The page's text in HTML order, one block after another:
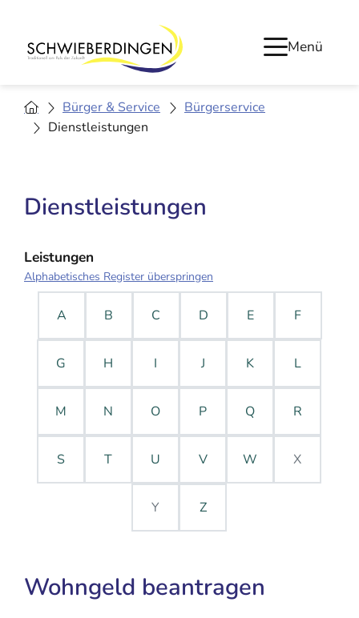
Menü
Bürger & Service
Bürgerservice
Dienstleistungen
Dienstleistungen
Leistungen
Alphabetisches Register überspringen
A B C D E F
G H I J K L
M N O P Q R
S T U V W X
Y Z
Wohngeld beantragen